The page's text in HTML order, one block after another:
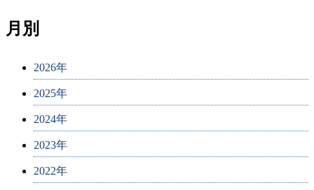
月別
2026年
2025年
2024年
2023年
2022年